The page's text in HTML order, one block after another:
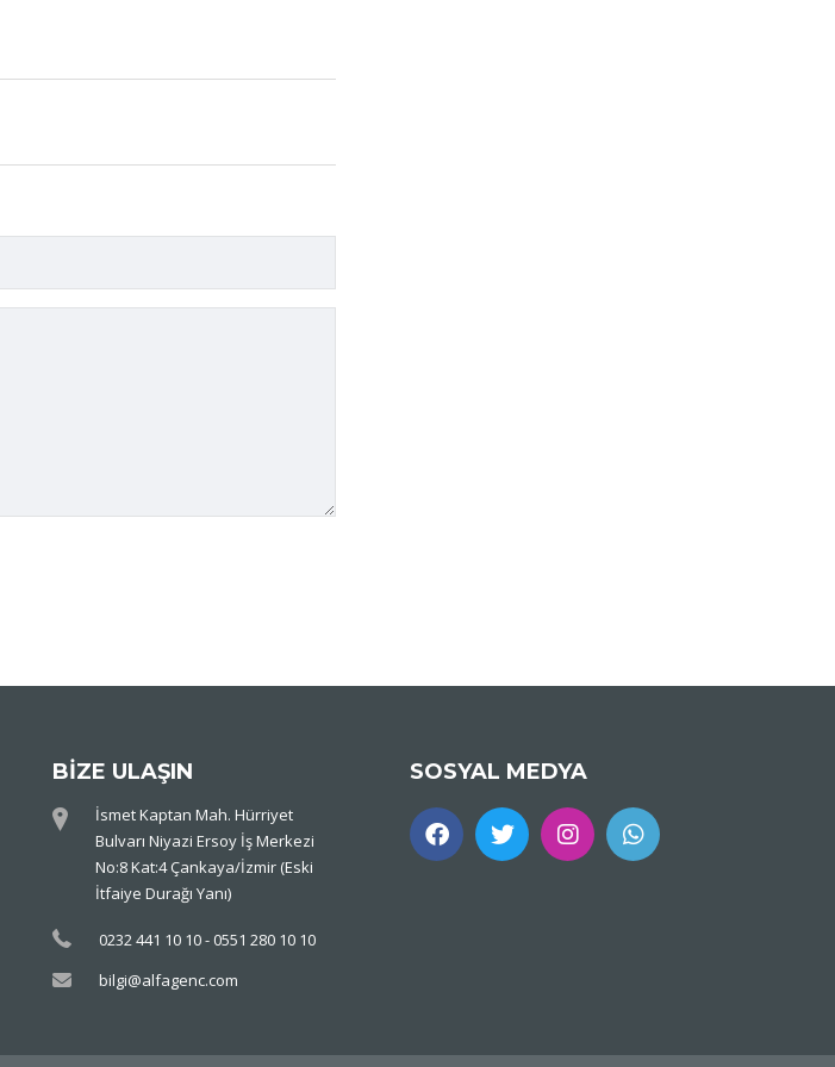
BİZE ULAŞIN
İsmet Kaptan Mah. Hürriyet
Bulvarı Niyazi Ersoy İş Merkezi
No:8 Kat:4 Çankaya/İzmir (Eski
İtfaiye Durağı Yanı)
0232 441 10 10 - 0551 280 10 10
bilgi@alfagenc.com
SOSYAL MEDYA